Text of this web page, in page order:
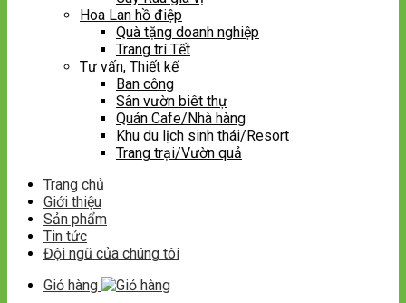
Hoa Lan hồ điệp
Quà tặng doanh nghiệp
Trang trí Tết
Tư vấn, Thiết kế
Ban công
Sân vườn biêt thự
Quán Cafe/Nhà hàng
Khu du lịch sinh thái/Resort
Trang trại/Vườn quả
Trang chủ
Giới thiệu
Sản phẩm
Tin tức
Đội ngũ của chúng tôi
Giỏ hàng